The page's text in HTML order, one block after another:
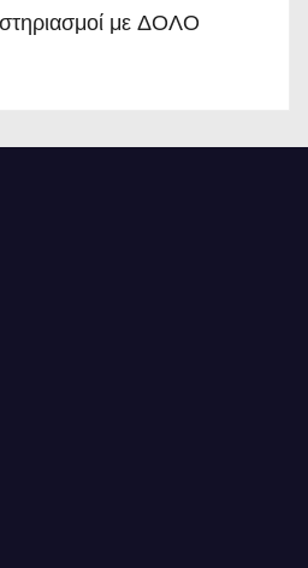
με ΔΟΛΟ